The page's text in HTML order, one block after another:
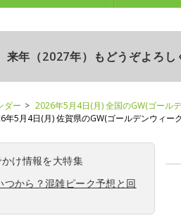
年（2027年）もどうぞよろし
ダー
2026年5月4日(月) 全国のGW(ゴール
年5月4日(月) 佐賀県のGW(ゴールデンウィー
け情報を大特集
から？混雑ピーク予想と回